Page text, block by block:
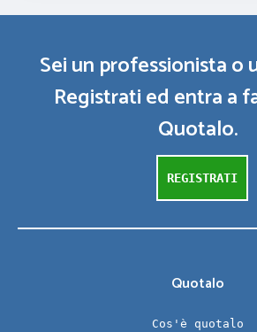
Sei un professionista o
Registrati ed entra a
Quotalo.
REGISTRATI
Quotalo
Cos'è quotalo